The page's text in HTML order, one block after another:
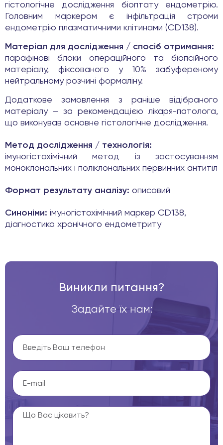
гістологічне дослідження біоптату ендометрію.
Головним маркером є інфільтрація строми
ендометрію плазматичними клітинами (CD138).
Матеріал для дослідження / спосіб отримання:
парафінові блоки операційного та біопсійного
матеріалу, фіксованого у 10% забуференому
нейтральному розчині формаліну.
Додаткове замовлення з раніше відібраного
матеріалу – за рекомендацією лікаря-патолога,
що виконував основне гістологічне дослідження.
Метод дослідження / технологія:
імуногістохімічний метод із застосуванням
моноклональних і поліклональних первинних антитіл
Формат результату аналізу: описовий
Синоніми: імуногістохімічний маркер CD138,
діагностика хронічного ендометриту
Виникли питання?
Задайте їх нам: